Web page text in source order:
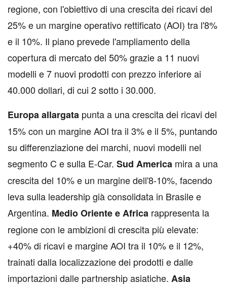
regione, con l'obiettivo di una crescita dei ricavi del
25% e un margine operativo rettificato (AOI) tra l'8%
e il 10%. Il piano prevede l'ampliamento della
copertura di mercato del 50% grazie a 11 nuovi
modelli e 7 nuovi prodotti con prezzo inferiore ai
40.000 dollari, di cui 2 sotto i 30.000.
Europa allargata punta a una crescita dei ricavi del
15% con un margine AOI tra il 3% e il 5%, puntando
su differenziazione dei marchi, nuovi modelli nel
segmento C e sulla E-Car. Sud America mira a una
crescita del 10% e un margine dell'8-10%, facendo
leva sulla leadership già consolidata in Brasile e
Argentina. Medio Oriente e Africa rappresenta la
regione con le ambizioni di crescita più elevate:
+40% di ricavi e margine AOI tra il 10% e il 12%,
trainati dalla localizzazione dei prodotti e dalle
importazioni dalle partnership asiatiche. Asia